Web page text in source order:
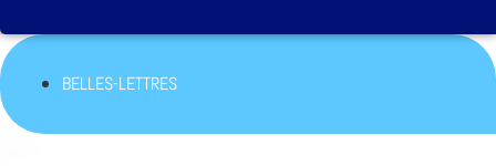
BELLES-LETTRES